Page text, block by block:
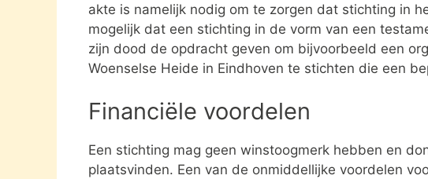
akte is namelijk nodig om te zorgen dat stichting in
mogelijk dat een stichting in de vorm van een
zijn dood de opdracht geven om bijvoorbeeld een
Woenselse Heide in Eindhoven te stichten die een
Financiële voordelen
Een stichting mag geen winstoogmerk hebben en
plaatsvinden. Een van de onmiddellijke voordelen